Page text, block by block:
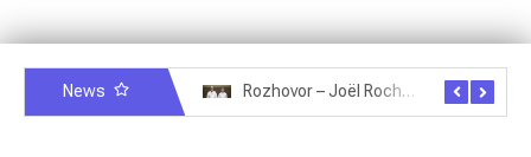
News Rozhovor – Joël Roche – 12.4.2025 – Praha, Karlín